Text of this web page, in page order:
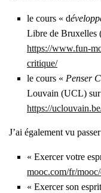
le cours « d
Libre de Bruxelles
https://www.fun-
critique/
le cours « Pen­ser
Lou­vain (UCL)
https://
J’ai éga­le­ment vu pas­ser
« Exer­cer votre
mooc.com/fr/
« Exer­cer son